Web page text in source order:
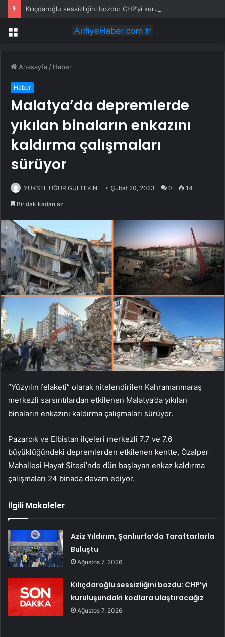
Menü
Anasayfa / Haber
Haber
Malatya’da depremlerde
yıkılan binaların enkazını
kaldırma çalışmaları
sürüyor
YÜKSEL UĞUR GÜLTEKİN Şubat 20, 2023 0 14
Bir dakikadan az
“Yüzyılın felaketi” olarak nitelendirilen Kahramanmaraş
merkezli sarsıntılardan etkilenen Malatya’da yıkılan
binaların enkazını kaldırma çalışmaları sürüyor.
Pazarcık ve Elbistan ilçeleri merkezli 7.7 ve 7.6
büyüklüğündeki depremlerden etkilenen kentte, Özalper
Mahallesi Hayat Sitesi’nde dün başlayan enkaz kaldırma
çalışmaları 24 binada devam ediyor.
İlgili Makaleler
Aziz Yıldırım, Şanlıurfa’da Taraftarlarla
Buluştu
Ağustos 7, 2026
Kılıçdaroğlu sessizliğini bozdu: CHP’yi
kuruluşundaki kodlara ulaştıracağız
Ağustos 7, 2026